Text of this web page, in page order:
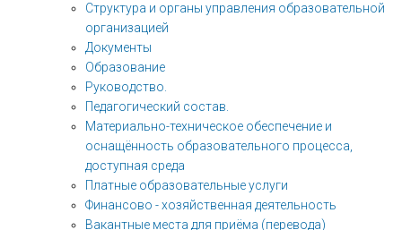
Структура и органы управления образовательной
организацией
Документы
Образование
Руководство.
Педагогический состав.
Материально-техническое обеспечение и
оснащённость образовательного процесса,
доступная среда
Платные образовательные услуги
Финансово - хозяйственная деятельность
Вакантные места для приёма (перевода)